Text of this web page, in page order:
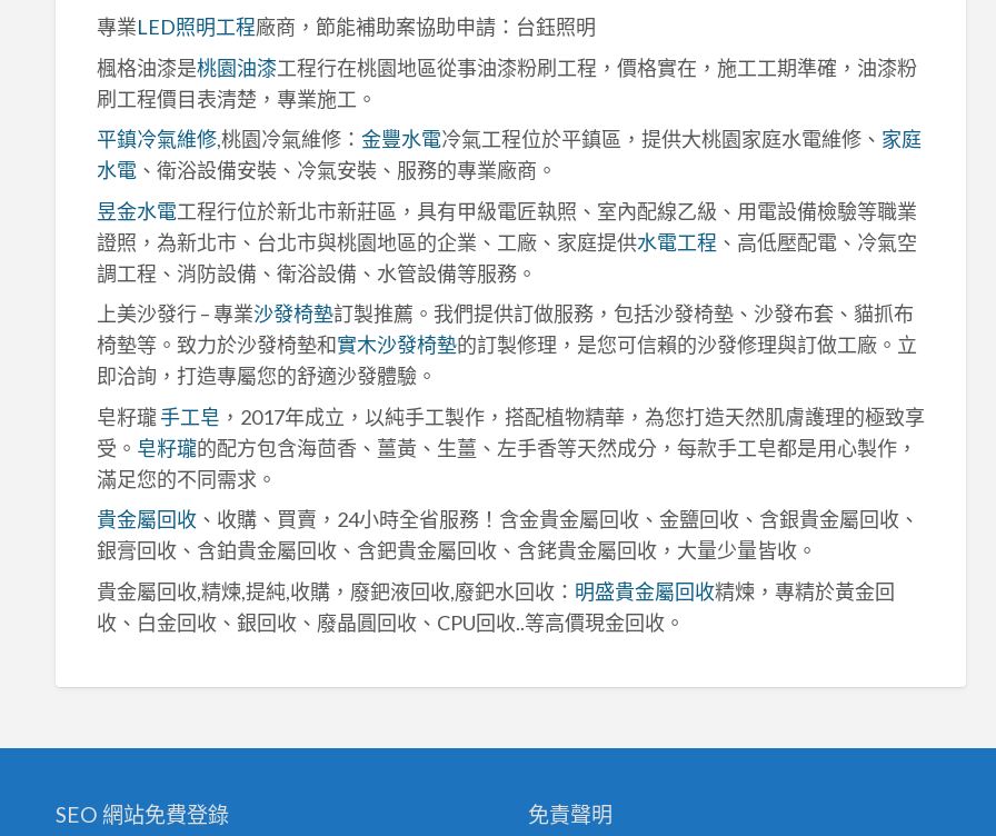
專業LED照明工程廠商，節能補助案協助申請：台鈺照明
楓格油漆是桃園油漆工程行在桃園地區從事油漆粉刷工程，價格實在，施工工期準確，油漆粉
刷工程價目表清楚，專業施工。
平鎮冷氣維修,桃園冷氣維修： 金豐水電冷氣工程位於平鎮區，提供大桃園家庭水電維修、 家庭
水電、衛浴設備安裝、冷氣安裝、服務的專業廠商。
昱金水電工程行位於新北市新莊區，具有甲級電匠執照、室內配線乙級、用電設備檢驗等職業
證照，為新北市、台北市與桃園地區的企業、工廠、家庭提供水電工程 、高低壓配電、冷氣空
調工程、消防設備、衛浴設備、水管設備等服務。
上美沙發行 – 專業沙發椅墊訂製推薦。我們提供訂做服務，包括沙發椅墊、沙發布套、貓抓布
椅墊等。致力於沙發椅墊和實木沙發椅墊的訂製修理，是您可信賴的沙發修理與訂做工廠。立
即洽詢，打造專屬您的舒適沙發體驗。
皂籽瓏手工皂 ，2017年成立，以純手工製作，搭配植物精華，為您打造天然肌膚護理的極致享
受。 皂籽瓏的配方包含海茴香、薑黃、生薑、左手香等天然成分，每款手工皂都是用心製作，
滿足您的不同需求。
貴金屬回收、收購、買賣，24小時全省服務！含金貴金屬回收、金鹽回收、含銀貴金屬回收、
銀膏回收、含鉑貴金屬回收、含鈀貴金屬回收、含銠貴金屬回收，大量少量皆收。
貴金屬回收,精煉,提純,收購，廢鈀液回收,廢鈀水回收： 明盛貴金屬回收精煉，專精於黃金回
收、白金回收、銀回收、廢晶圓回收、CPU回收..等高價現金回收。
SEO 網站免費登錄 免責聲明